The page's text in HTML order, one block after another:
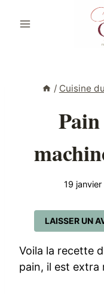
/ Cuisine
19
LAISSER UN
Voila la recette
pain, il est extra